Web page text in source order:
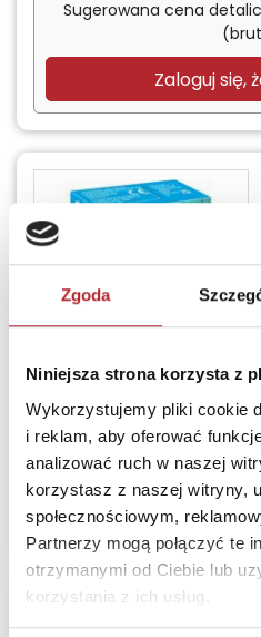
Zgoda
Niniejsza strona korzysta z
Wykorzystujemy pliki cookie
i reklam, aby oferować
analizować ruch w naszej
korzystasz z naszej witryny,
społecznościowym,
Partnerzy mogą połączyć te
otrzymanymi od Ciebie lub
korzystania z ich usług.
Sugerowana cena
Zaloguj się,
Sugerowana cena
Zaloguj się,